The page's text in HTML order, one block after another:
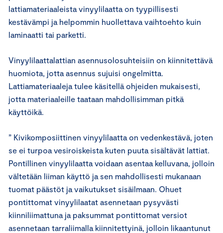
lattiamateriaaleista vinyylilaatta on tyypillisesti
kestävämpi ja helpommin huollettava vaihtoehto kuin
laminaatti tai parketti.
Vinyylilaattalattian asennusolosuhteisiin on kiinnitettävä
huomiota, jotta asennus sujuisi ongelmitta.
Lattiamateriaaleja tulee käsitellä ohjeiden mukaisesti,
jotta materiaaleille taataan mahdollisimman pitkä
käyttöikä.
” Kivikomposiittinen vinyylilaatta on vedenkestävä, joten
se ei turpoa vesiroiskeista kuten puuta sisältävät lattiat.
Pontillinen vinyylilaatta voidaan asentaa kelluvana, jolloin
vältetään liiman käyttö ja sen mahdollisesti mukanaan
tuomat päästöt ja vaikutukset sisäilmaan. Ohuet
pontittomat vinyylilaatat asennetaan pysyvästi
kiinniliimattuna ja paksummat pontittomat versiot
asennetaan tarraliimalla kiinnitettyinä, jolloin likaantunut